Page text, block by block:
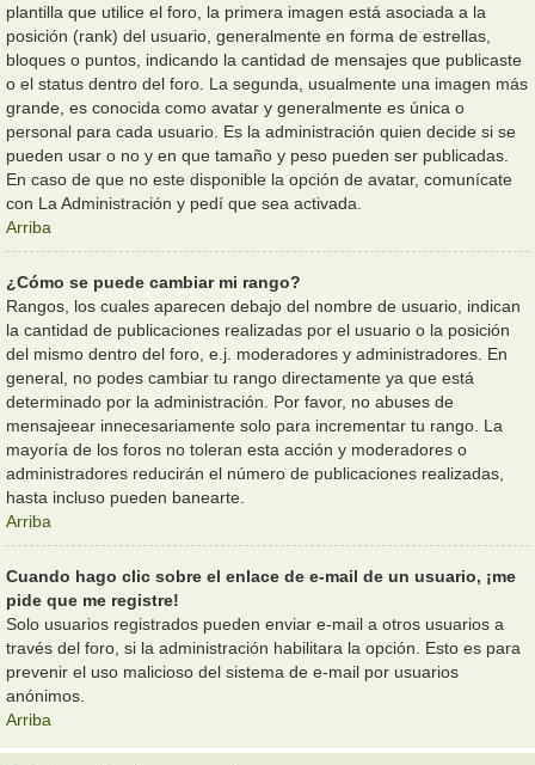
plantilla que utilice el foro, la primera imagen está asociada a la
posición (rank) del usuario, generalmente en forma de estrellas,
bloques o puntos, indicando la cantidad de mensajes que publicaste
o el status dentro del foro. La segunda, usualmente una imagen más
grande, es conocida como avatar y generalmente es única o
personal para cada usuario. Es la administración quien decide si se
pueden usar o no y en que tamaño y peso pueden ser publicadas.
En caso de que no este disponible la opción de avatar, comunícate
con La Administración y pedí que sea activada.
Arriba
¿Cómo se puede cambiar mi rango?
Rangos, los cuales aparecen debajo del nombre de usuario, indican
la cantidad de publicaciones realizadas por el usuario o la posición
del mismo dentro del foro, e.j. moderadores y administradores. En
general, no podes cambiar tu rango directamente ya que está
determinado por la administración. Por favor, no abuses de
mensajeear innecesariamente solo para incrementar tu rango. La
mayoría de los foros no toleran esta acción y moderadores o
administradores reducirán el número de publicaciones realizadas,
hasta incluso pueden banearte.
Arriba
Cuando hago clic sobre el enlace de e-mail de un usuario, ¡me
pide que me registre!
Solo usuarios registrados pueden enviar e-mail a otros usuarios a
través del foro, si la administración habilitara la opción. Esto es para
prevenir el uso malicioso del sistema de e-mail por usuarios
anónimos.
Arriba